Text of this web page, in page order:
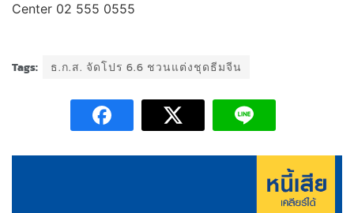
Center 02 555 0555
Tags: ธ.ก.ส. จัดโปร 6.6 ชวนแต่งชุดธีมจีน